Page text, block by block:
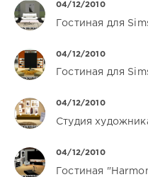
04/12/2010
Гостиная для
04/12/2010
Гостиная для
04/12/2010
Студия
04/12/2010
Гостиная